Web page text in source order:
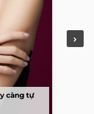
càng tự